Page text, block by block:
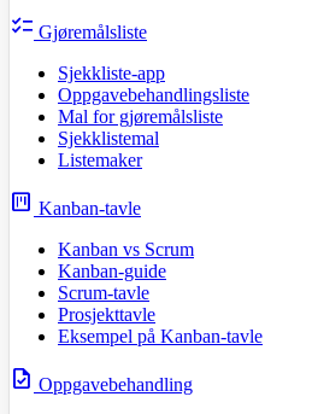
checklist Gjøremålsliste
Sjekkliste-app
Oppgavebehandlingsliste
Mal for gjøremålsliste
Sjekklistemal
Listemaker
view_kanban Kanban-tavle
Kanban vs Scrum
Kanban-guide
Scrum-tavle
Prosjekttavle
Eksempel på Kanban-tavle
task Oppgavebehandling